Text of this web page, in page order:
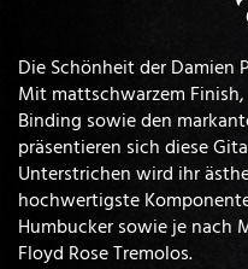
Die Schönheit der Damien
Mit mattschwarzem
Binding sowie den
präsentieren sich diese
Unterstrichen wird ihr
hochwertigste
Humbucker sowie je nach
Floyd Rose Tremolos.